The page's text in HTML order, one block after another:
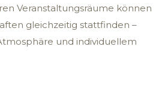
Veranstaltungsräume können
gleichzeitig stattfinden –
und individuellem